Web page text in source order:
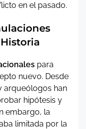
en el pasado.
para
nuevo. Desde
arqueólogos han
hipótesis y
embargo, la
limitada por la